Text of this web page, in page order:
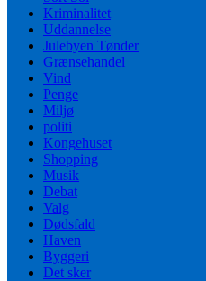
Kriminalitet
Uddannelse
Julebyen Tønder
Grænsehandel
Vind
Penge
Miljø
politi
Kongehuset
Shopping
Musik
Debat
Valg
Dødsfald
Haven
Byggeri
Det sker